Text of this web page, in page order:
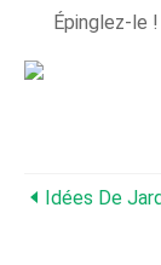
Épinglez-le !